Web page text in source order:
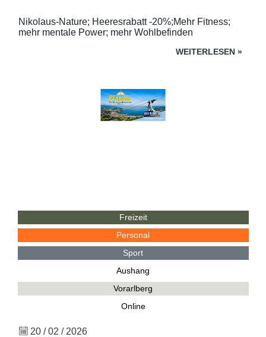
Nikolaus-Nature; Heeresrabatt -20%;Mehr Fitness;
mehr mentale Power; mehr Wohlbefinden
WEITERLESEN »
Freizeit
Personal
Sport
Aushang
Vorarlberg
Online
20 / 02 / 2026